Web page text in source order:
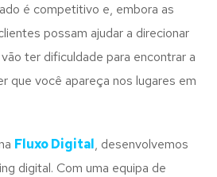
é competitivo e, embora as
possam ajudar a direcionar
ter dificuldade para encontrar a
que você apareça nos lugares em
Fluxo Digital, desenvolvemos
digital. Com uma equipa de